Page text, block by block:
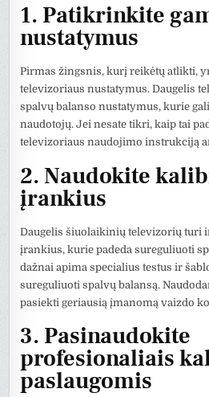
1. Patikrinkite
nustatymus
Pirmas žingsnis, kurį reikėtų atlikti,
televizoriaus nustatymus. Daugelis
spalvų balanso nustatymus, kurie
naudotojų. Jei nesate tikri, kaip tai
televizoriaus naudojimo instrukciją
2. Naudokite
įrankius
Daugelis šiuolaikinių televizorių turi
įrankius, kurie padeda sureguliuoti
dažnai apima specialius testus ir
sureguliuoti spalvų balansą.
pasiekti geriausią įmanomą vaizdo
3. Pasinaudokite
profesionaliais
paslaugomis